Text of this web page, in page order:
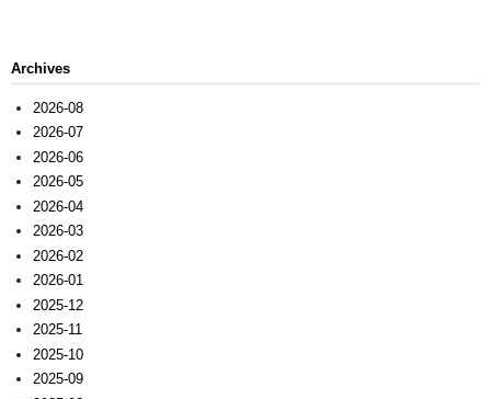
Archives
2026-08
2026-07
2026-06
2026-05
2026-04
2026-03
2026-02
2026-01
2025-12
2025-11
2025-10
2025-09